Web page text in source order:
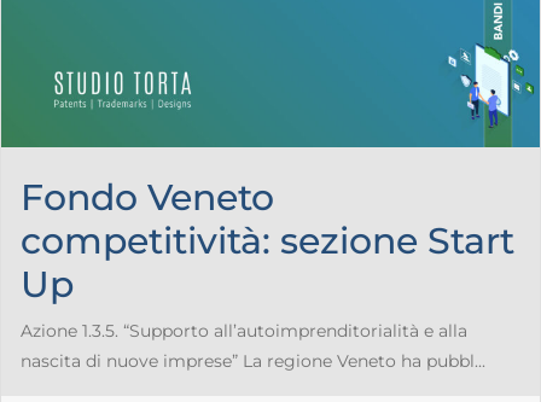
Fondo Veneto
competitività: sezione Start
Up
Azione 1.3.5. “Supporto all’autoimprenditorialità e alla
nascita di nuove imprese” La regione Veneto ha pubbl...